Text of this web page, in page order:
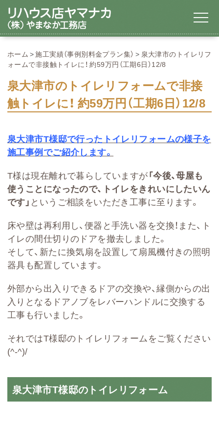
ホーム 施工実績（事例別料金プラン集）
泉大津市のトイレリフ
ォームで非接触トイレに！ 約59万円（工期6日）12/8
泉大津市のトイレリフォームで非接
触トイレに！ 約59万円（工期6日）12/8
泉大津市T様邸で行ったトイレリフォームの様子を
施工事例でご紹介します。
T様は現在離れで暮らしていますが「今後、母屋も
使うことになったので、トイレをきれいにしたいん
です」 というご相談をいただき工事に至ります。
床や壁は再利用し、便器と手洗い器を交換！また、ト
イレの間仕切りのドアを撤去しました。
そして、新たに換気扇を設置して扇風機付きの照明
器具も配置しています。
外部から出入りできるドアの交換や、縁側からの出
入りとなるドアノブをレバーハンドルに交換する
工事も行いました。
それではT様邸のトイレリフォームをご覧ください
(^-^)/
泉大津市T様邸のトイレリフォーム